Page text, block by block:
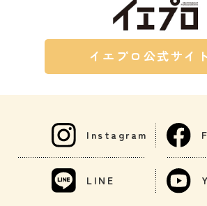
イエプロ公式サイ
Instagram
LINE